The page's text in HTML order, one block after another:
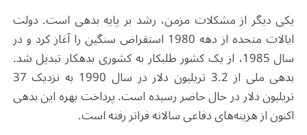
یکی دیگر از مشکلات مزمن، رشد بر پایه بدهی است. دولت
ایالات متحده از دهه 1980 استقراض سنگین را آغاز کرد و در
سال 1985، از یک کشور طلبکار به کشوری بدهکار تبدیل شد.
بدهی ملی از 3.2 تریلیون دلار در سال 1990 به نزدیک 37
تریلیون دلار در حال حاضر رسیده است. پرداخت بهره این بدهی
اکنون از هزینه‌های دفاعی سالانه فراتر رفته است.